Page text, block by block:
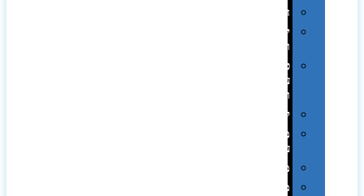
חגים
יין
ומארזים
כלי
עבודה
ופנסים
למטבח
מוצרי
עור
מחברות
מחזיקי